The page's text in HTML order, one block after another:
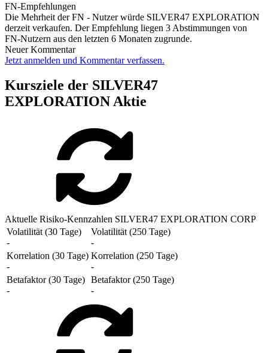
FN-Empfehlungen
Die Mehrheit der FN - Nutzer würde SILVER47 EXPLORATION
derzeit verkaufen. Der Empfehlung liegen 3 Abstimmungen von
FN-Nutzern aus den letzten 6 Monaten zugrunde.
Neuer Kommentar
Jetzt anmelden und Kommentar verfassen.
Kursziele der SILVER47
EXPLORATION Aktie
Aktuelle Risiko-Kennzahlen SILVER47 EXPLORATION CORP
Volatilität (30 Tage)
-
Volatilität (250 Tage)
-
Korrelation (30 Tage)
-
Korrelation (250 Tage)
-
Betafaktor (30 Tage)
-
Betafaktor (250 Tage)
-